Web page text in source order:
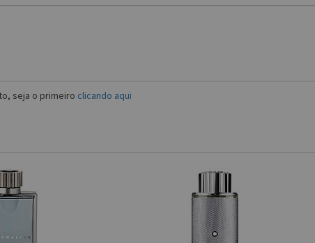
seja o primeiro clicando aqui